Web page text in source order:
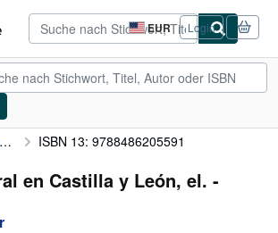
EUR
Seite
der
Einkaufseinstellungen.
Login
ISBN 13: 9788486205591
en Castilla y León, el. -